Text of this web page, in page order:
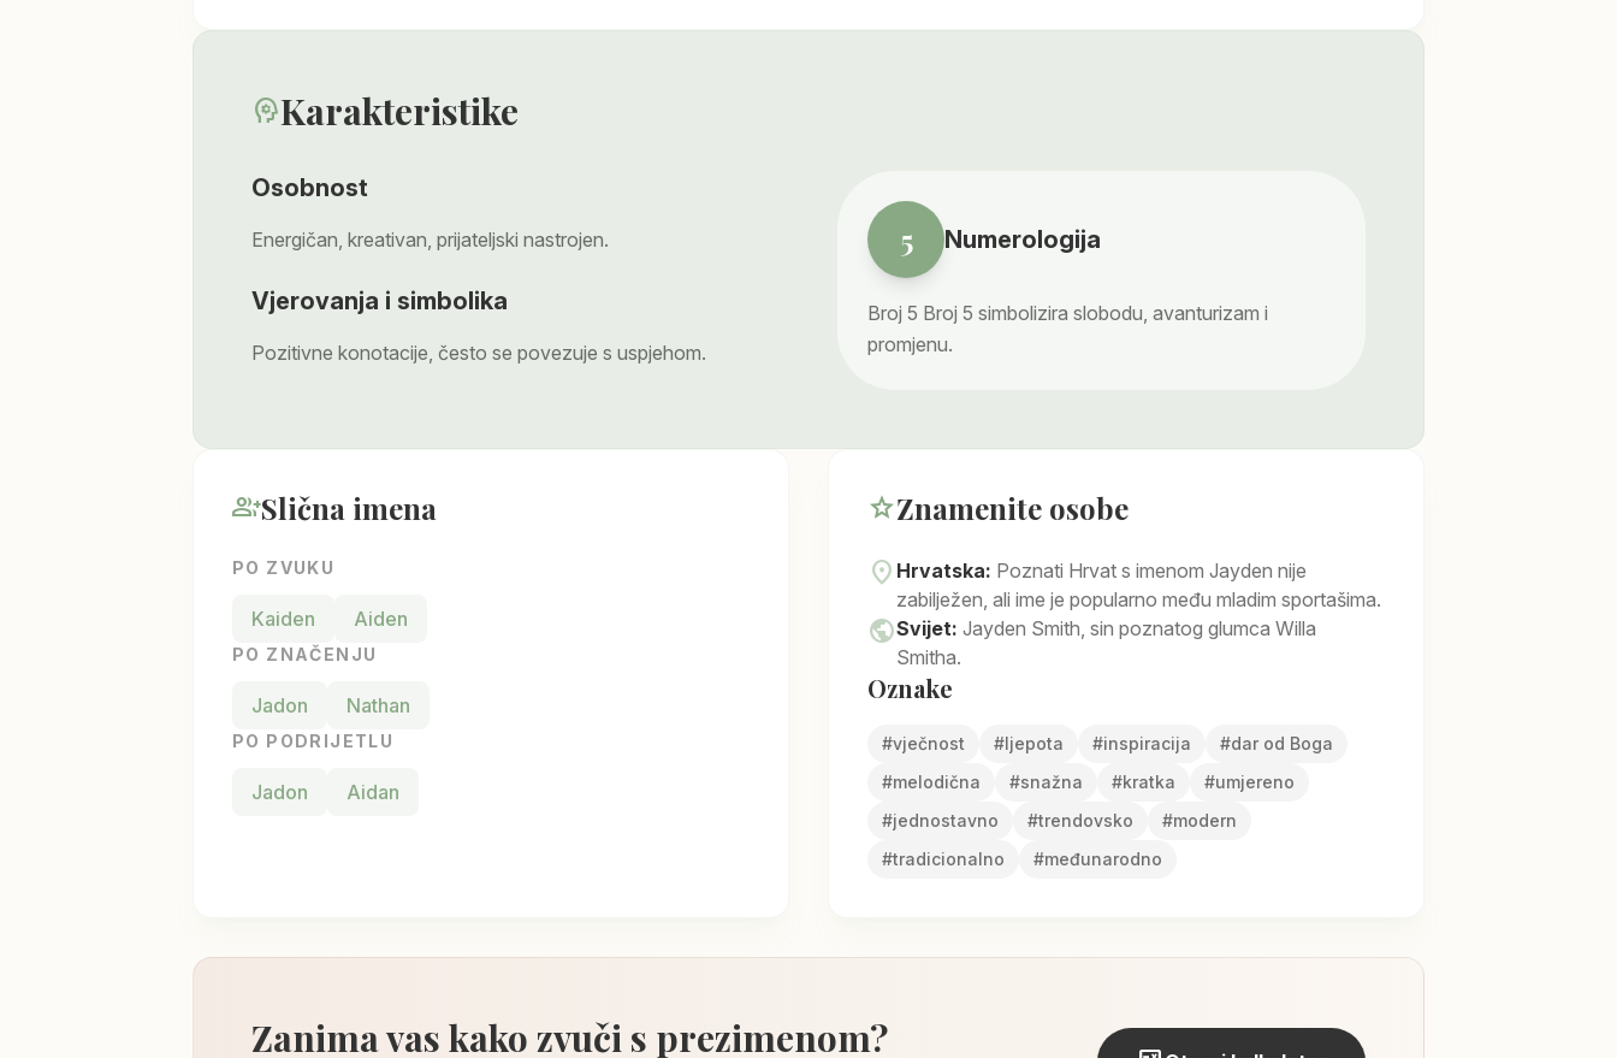
psychologyKarakteristike
Osobnost
Energičan, kreativan, prijateljski nastrojen.
Vjerovanja i simbolika
Pozitivne konotacije, često se povezuje s uspjehom.
5 Numerologija
Broj 5 Broj 5 simbolizira slobodu, avanturizam i
promjenu.
group_addSlična imena
PO ZVUKU
Kaiden Aiden
PO ZNAČENJU
Jadon Nathan
PO PODRIJETLU
Jadon Aidan
starZnamenite osobe
location_on Hrvatska: Poznati Hrvat s imenom Jayden nije
zabilježen, ali ime je popularno među mladim sportašima.
publicSvijet: Jayden Smith, sin poznatog glumca Willa
Smitha.
Oznake
#vječnost #ljepota #inspiracija #dar od Boga
#melodična #snažna #kratka #umjereno
#jednostavno #trendovsko #modern
#tradicionalno #međunarodno
Zanima vas kako zvuči s prezimenom?